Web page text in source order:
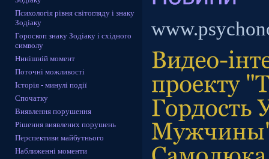
Психологія рівня світогляду і знаку
Зодіаку
Гороскоп знаку Зодіаку і східного
символу
Нинішній момент
Поточні можливості
Історія - минулі події
Спочатку
Виявлення порушення
Рішення виявлених порушень
Перспективи майбутнього
Наближенні моменти